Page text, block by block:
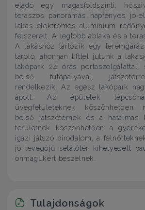
eladó egy magasföldszinti,
teraszos, panorámás, napfényes, jó
lakás elektromos alumínium
felszerelt. A legtöbb ablaka és a
A lakáshoz tartozik egy
tároló, ahonnan lifttel jutunk a
lakópark 24 órás portaszolgálattal,
belső futópályával,
rendelkezik. Az egész lakópark
ápolt. Az épületek
üvegfelületeknek köszönhetően
belső játszótérnek és a hatalmas
területnek köszönhetően a
igazi játszó birodalom, a
jó levegőjű sétálótér kihelyezett
önmagukért beszélnek.
Tulajdonságok